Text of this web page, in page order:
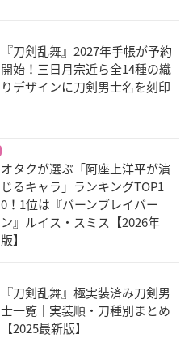
『刀剣乱舞』2027年手帳が予約
開始！三日月宗近ら全14種の織
りデザインに刀剣男士名を刻印
オタクが選ぶ「阿座上洋平が演
じるキャラ」ランキングTOP1
0！1位は『バーンブレイバー
ン』ルイス・スミス【2026年
版】
『刀剣乱舞』極実装済み刀剣男
士一覧｜実装順・刀種別まとめ
【2025最新版】